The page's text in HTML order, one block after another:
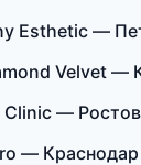
Esthetic —
Velvet —
Clinic —
— Краснодар